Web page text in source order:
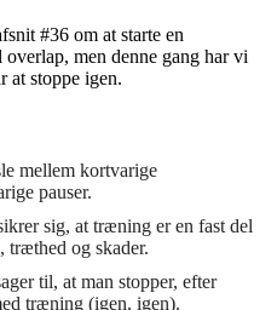
#36 om at starte en
men denne gang har vi
at stoppe igen.
mellem kortvarige
pauser.
sig, at træning er en fast del
træthed og skader.
til, at man stopper, efter
træning (igen, igen).